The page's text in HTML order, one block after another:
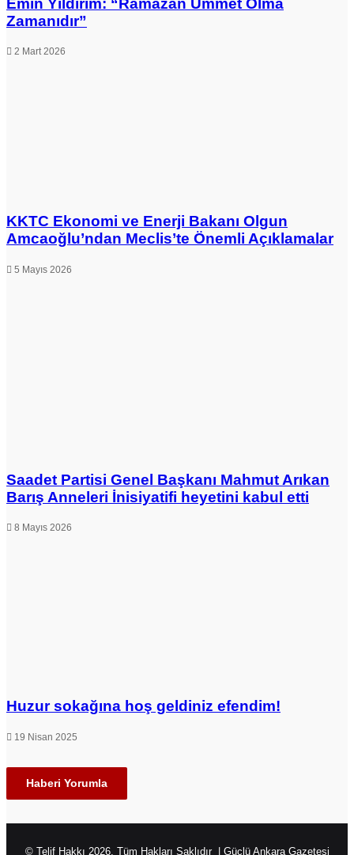
Zamanıdır”
2 Mart 2026
KKTC Ekonomi ve Enerji Bakanı Olgun
Amcaoğlu’ndan Meclis’te Önemli Açıklamalar
5 Mayıs 2026
Saadet Partisi Genel Başkanı Mahmut Arıkan
Barış Anneleri İnisiyatifi heyetini kabul etti
8 Mayıs 2026
Huzur sokağına hoş geldiniz efendim!
19 Nisan 2025
Haberi Yorumla
© Telif Hakkı 2026, Tüm Hakları Saklıdır | Güçlü Ankara Gazetesi